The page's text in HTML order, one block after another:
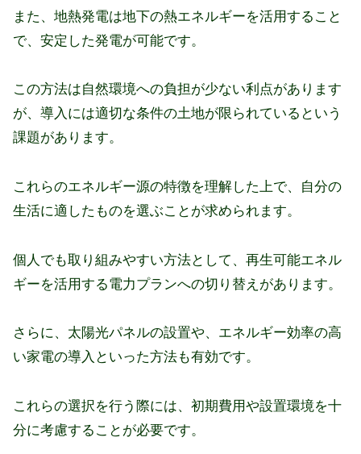
また、地熱発電は地下の熱エネルギーを活用すること
で、安定した発電が可能です。
この方法は自然環境への負担が少ない利点があります
が、導入には適切な条件の土地が限られているという
課題があります。
これらのエネルギー源の特徴を理解した上で、自分の
生活に適したものを選ぶことが求められます。
個人でも取り組みやすい方法として、再生可能エネル
ギーを活用する電力プランへの切り替えがあります。
さらに、太陽光パネルの設置や、エネルギー効率の高
い家電の導入といった方法も有効です。
これらの選択を行う際には、初期費用や設置環境を十
分に考慮することが必要です。